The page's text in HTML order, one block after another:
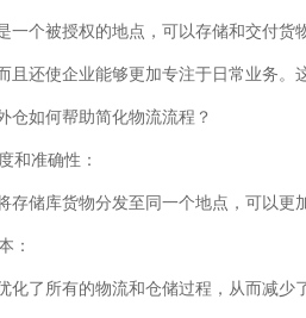
一个被授权的地点，可以存储和交付
且还使企业能够更加专注于日常业务。
仓如何帮助简化物流流程？
和准确性：
存储库货物分发至同一个地点，可以更
：
化了所有的物流和仓储过程，从而减少